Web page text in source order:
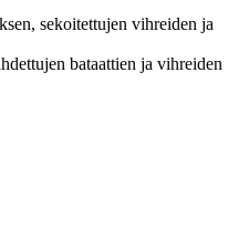
sekoitettujen vihreiden ja
bataattien ja vihreiden